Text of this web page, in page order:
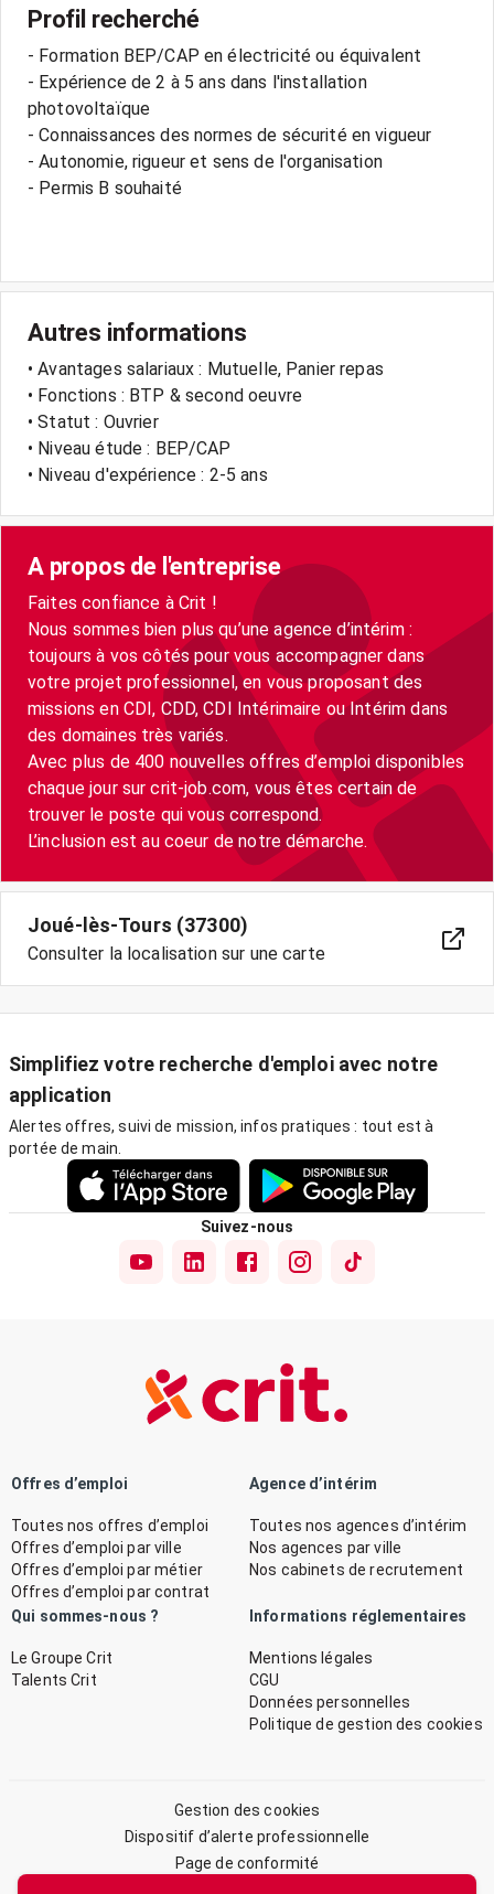
Profil recherché
- Formation BEP/CAP en électricité ou équivalent
- Expérience de 2 à 5 ans dans l'installation
photovoltaïque
- Connaissances des normes de sécurité en vigueur
- Autonomie, rigueur et sens de l'organisation
- Permis B souhaité
Autres informations
• Avantages salariaux : Mutuelle, Panier repas
• Fonctions : BTP & second oeuvre
• Statut : Ouvrier
• Niveau étude : BEP/CAP
• Niveau d'expérience : 2-5 ans
A propos de l'entreprise
Faites confiance à Crit !
Nous sommes bien plus qu’une agence d’intérim :
toujours à vos côtés pour vous accompagner dans
votre projet professionnel, en vous proposant des
missions en CDI, CDD, CDI Intérimaire ou Intérim dans
des domaines très variés.
Avec plus de 400 nouvelles offres d’emploi disponibles
chaque jour sur crit-job.com, vous êtes certain de
trouver le poste qui vous correspond.
L’inclusion est au coeur de notre démarche.
Joué-lès-Tours (37300)
Consulter la localisation sur une carte
Simplifiez votre recherche d'emploi avec notre
application
Alertes offres, suivi de mission, infos pratiques : tout est à
portée de main.
Suivez-nous
Offres d’emploi
Toutes nos offres d’emploi
Offres d’emploi par ville
Offres d’emploi par métier
Offres d’emploi par contrat
Agence d’intérim
Toutes nos agences d’intérim
Nos agences par ville
Nos cabinets de recrutement
Qui sommes-nous ?
Le Groupe Crit
Talents Crit
Informations réglementaires
Mentions légales
CGU
Données personnelles
Politique de gestion des cookies
Gestion des cookies
Dispositif d’alerte professionnelle
Page de conformité